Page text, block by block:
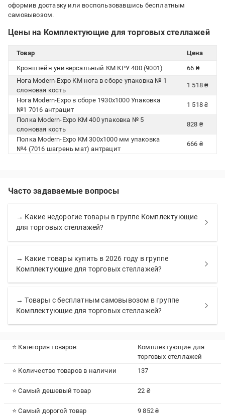
оформив доставку или воспользовавшись бесплатным
самовывозом.
Цены на Комплектующие для торговых стеллажей
Товар
Цена
Кронштейн универсальный КМ КРУ 400 (9001)
66 ₴
Нога Modern-Expo КМ нога в сборе упаковка № 1
слоновая кость
1 518 ₴
Нога Modern-Expo в сборе 1930х1000 Упаковка
№1 7016 антрацит
1 518 ₴
Полка Modern-Expo КМ 400 упаковка № 5
слоновая кость
828 ₴
Полка Modern-Expo КМ 300х1000 мм упаковка
№4 (7016 шагрень мат) антрацит
666 ₴
Часто задаваемые вопросы
→ Какие недорогие товары в группе Комплектующие
для торговых стеллажей?
→ Какие товары купить в 2026 году в группе
Комплектующие для торговых стеллажей?
→ Товары с бесплатным самовывозом в группе
Комплектующие для торговых стеллажей?
⭐ Категория товаров
Комплектующие для
торговых стеллажей
⭐ Количество товаров в наличии
137
⭐ Самый дешевый товар 22 ₴
⭐ Самый дорогой товар 9 852 ₴